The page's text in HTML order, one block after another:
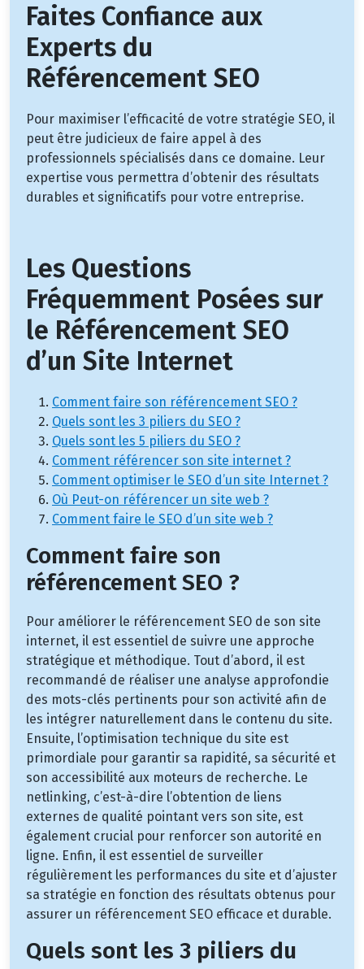
Faites Confiance aux
Experts du
Référencement SEO
Pour maximiser l’efficacité de votre stratégie SEO, il
peut être judicieux de faire appel à des
professionnels spécialisés dans ce domaine. Leur
expertise vous permettra d’obtenir des résultats
durables et significatifs pour votre entreprise.
Les Questions
Fréquemment Posées sur
le Référencement SEO
d’un Site Internet
Comment faire son référencement SEO ?
Quels sont les 3 piliers du SEO ?
Quels sont les 5 piliers du SEO ?
Comment référencer son site internet ?
Comment optimiser le SEO d’un site Internet ?
Où Peut-on référencer un site web ?
Comment faire le SEO d’un site web ?
Comment faire son
référencement SEO ?
Pour améliorer le référencement SEO de son site
internet, il est essentiel de suivre une approche
stratégique et méthodique. Tout d’abord, il est
recommandé de réaliser une analyse approfondie
des mots-clés pertinents pour son activité afin de
les intégrer naturellement dans le contenu du site.
Ensuite, l’optimisation technique du site est
primordiale pour garantir sa rapidité, sa sécurité et
son accessibilité aux moteurs de recherche. Le
netlinking, c’est-à-dire l’obtention de liens
externes de qualité pointant vers son site, est
également crucial pour renforcer son autorité en
ligne. Enfin, il est essentiel de surveiller
régulièrement les performances du site et d’ajuster
sa stratégie en fonction des résultats obtenus pour
assurer un référencement SEO efficace et durable.
Quels sont les 3 piliers du